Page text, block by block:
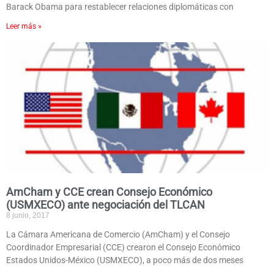
Barack Obama para restablecer relaciones diplomáticas con
Leer más »
AmCham y CCE crean Consejo Económico
(USMXECO) ante negociación del TLCAN
8 junio, 2017
La Cámara Americana de Comercio (AmCham) y el Consejo
Coordinador Empresarial (CCE) crearon el Consejo Económico
Estados Unidos-México (USMXECO), a poco más de dos meses